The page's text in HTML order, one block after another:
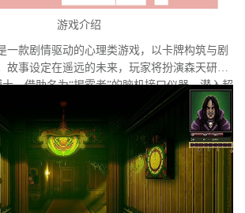
游戏介绍
一款剧情驱动的心理类游戏，以卡牌构筑与剧
故事设定在遥远的未来，玩家将扮演森天研究
，借助名为“揭露者”的脑机接口仪器，潜入超
的内心世界。索菲亚正面临意识异化的危机，
星意识试图夺取她的主体性。玩家需要在扭曲
索与解谜，直面潜藏于她意识深处的心魔与梦
魇。